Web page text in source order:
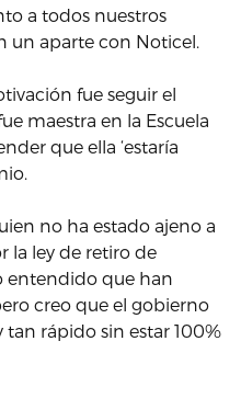
a todos nuestros
un aparte con Noticel.
fue seguir el
maestra en la Escuela
que ella ‘estaría
no ha estado ajeno a
la ley de retiro de
entendido que han
creo que el gobierno
rápido sin estar 100%